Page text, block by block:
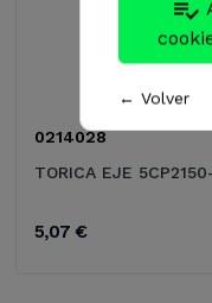
0214028
TORICA EJE
5,07 €
playlist_add_check
← Volver